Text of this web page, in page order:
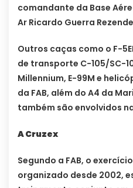
comandante da Base
Ar Ricardo Guerra
Outros caças como o F-
de transporte C-105/SC-
Millennium, E-99M e
da FAB, além do A4 da
também são envolvidos
A Cruzex
Segundo a FAB, o
organizado desde 2002,